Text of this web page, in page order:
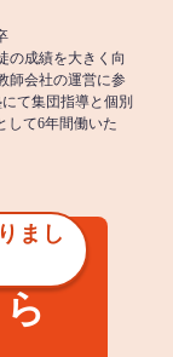
の成績を大きく向
師会社の運営に参
て集団指導と個別
して6年間働いた
まし